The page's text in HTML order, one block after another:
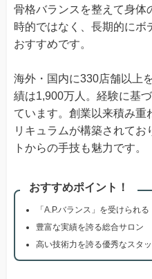
骨格バランスを整えて身体
時的ではなく、長期的にボ
おすすめです。
海外・国内に330店舗以上
績は1,900万人。経験に基
ています。創業以来積み重
リキュラムが構築されてお
トからの手技も魅力です。
おすすめポイント！
「A.P.バランス」を受けられる
豊富な実績を誇る総合サロン
高い技術力を誇る優秀なスタ